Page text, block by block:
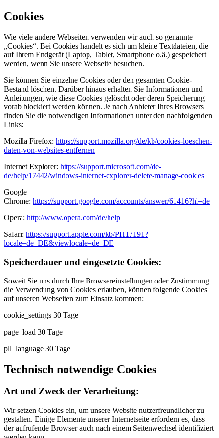
Cookies
Wie viele andere Webseiten verwenden wir auch so genannte
„Cookies“. Bei Cookies handelt es sich um kleine Textdateien, die
auf Ihrem Endgerät (Laptop, Tablet, Smartphone o.ä.) gespeichert
werden, wenn Sie unsere Webseite besuchen.
Sie können Sie einzelne Cookies oder den gesamten Cookie-
Bestand löschen. Darüber hinaus erhalten Sie Informationen und
Anleitungen, wie diese Cookies gelöscht oder deren Speicherung
vorab blockiert werden können. Je nach Anbieter Ihres Browsers
finden Sie die notwendigen Informationen unter den nachfolgenden
Links:
Mozilla Firefox: https://support.mozilla.org/de/kb/cookies-loeschen-
daten-von-websites-entfernen
Internet Explorer: https://support.microsoft.com/de-
de/help/17442/windows-internet-explorer-delete-manage-cookies
Google
Chrome: https://support.google.com/accounts/answer/61416?hl=de
Opera: http://www.opera.com/de/help
Safari: https://support.apple.com/kb/PH17191?
locale=de_DE&viewlocale=de_DE
Speicherdauer und eingesetzte Cookies:
Soweit Sie uns durch Ihre Browsereinstellungen oder Zustimmung
die Verwendung von Cookies erlauben, können folgende Cookies
auf unseren Webseiten zum Einsatz kommen:
cookie_settings 30 Tage
page_load 30 Tage
pll_language 30 Tage
Technisch notwendige Cookies
Art und Zweck der Verarbeitung:
Wir setzen Cookies ein, um unsere Website nutzerfreundlicher zu
gestalten. Einige Elemente unserer Internetseite erfordern es, dass
der aufrufende Browser auch nach einem Seitenwechsel identifiziert